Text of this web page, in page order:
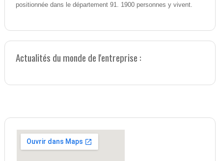
positionnée dans le département 91. 1900 personnes y vivent.
Actualités du monde de l'entreprise :